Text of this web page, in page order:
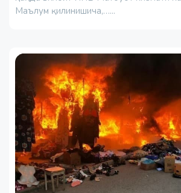
Маълум қилинишича,…...